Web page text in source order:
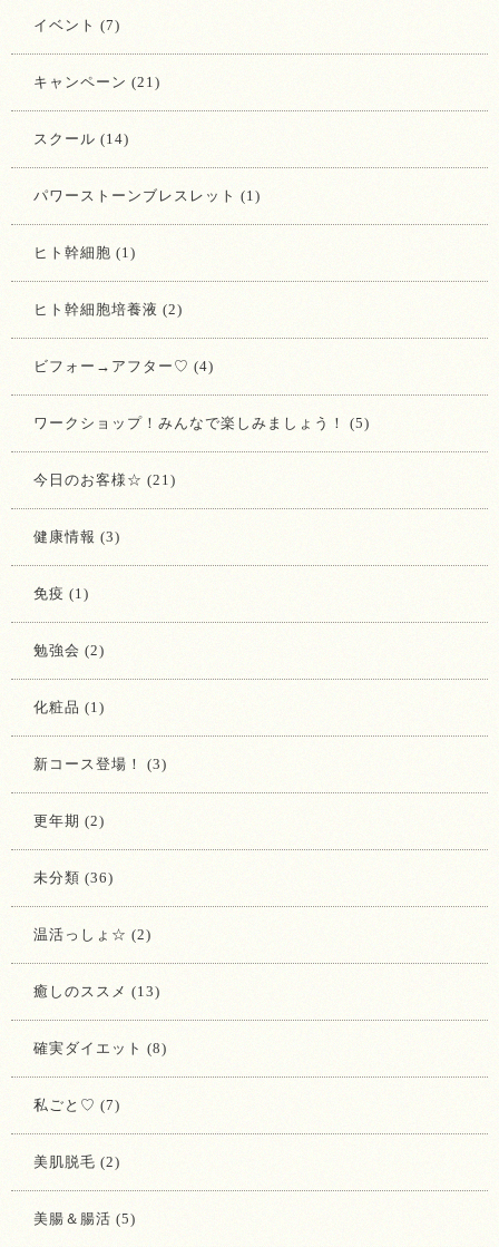
イベント (7)
キャンペーン (21)
スクール (14)
パワーストーンブレスレット (1)
ヒト幹細胞 (1)
ヒト幹細胞培養液 (2)
ビフォー→アフター♡ (4)
ワークショップ！みんなで楽しみましょう！ (5)
今日のお客様☆ (21)
健康情報 (3)
免疫 (1)
勉強会 (2)
化粧品 (1)
新コース登場！ (3)
更年期 (2)
未分類 (36)
温活っしょ☆ (2)
癒しのススメ (13)
確実ダイエット (8)
私ごと♡ (7)
美肌脱毛 (2)
美腸＆腸活 (5)